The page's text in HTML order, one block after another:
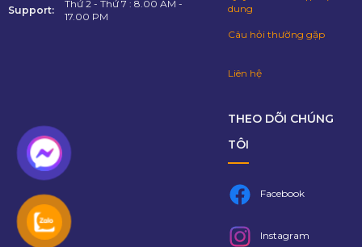
Support:
Thứ 2 - Thứ 7 : 8.00 AM -
17.00 PM
dung
Câu hỏi thường gặp
Liên hệ
THEO DÕI CHÚNG
TÔI
Facebook
Instagram